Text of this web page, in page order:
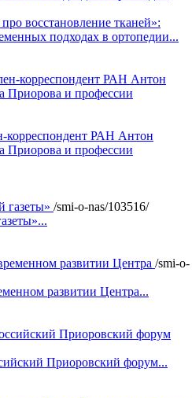
восстановление тканей»:
подходах в ортопедии...
РАН Антон
Приорова и профессии
/smi-o-nas/103516/
/smi-o-
развитии Центра...
Приоровский форум...